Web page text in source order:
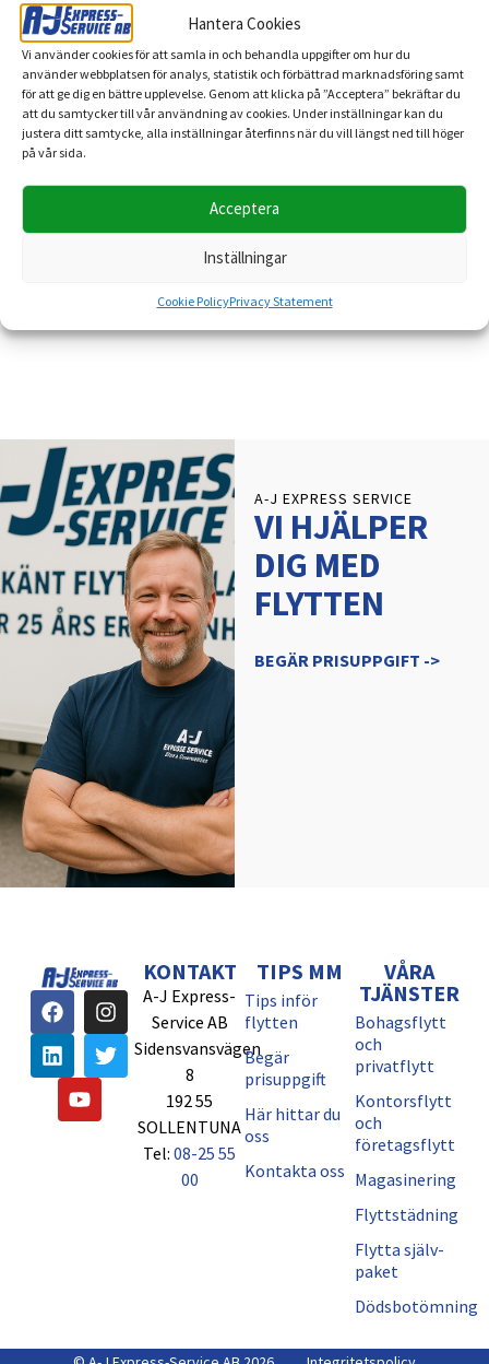
Hantera Cookies
Vi använder cookies för att samla in och behandla uppgifter om hur du
använder webbplatsen för analys, statistik och förbättrad marknadsföring samt
för att ge dig en bättre upplevelse. Genom att klicka på ”Acceptera” bekräftar du
att du samtycker till vår användning av cookies. Under inställningar kan du
justera ditt samtycke, alla inställningar återfinns när du vill längst ned till höger
på vår sida.
Acceptera
Inställningar
Cookie PolicyPrivacy Statement
Vi på A-J Express-Service erbjuder kunder som
bokar någon av våra tjänster följande. Om ni bokar
in helservice det vill säga , packning , flyttning ,
flyttstädningså lämnar vi 20% rabatt. Önskar ni
A-J EXPRESS SERVICE
VI HJÄLPER
DIG MED
FLYTTEN
BEGÄR PRISUPPGIFT ->
KONTAKT
A-J Express-
Service AB
Sidensvansvägen
8
192 55
SOLLENTUNA
Tel:08-25 55
00
TIPS MM
Tips inför
flytten
Begär
prisuppgift
Här hittar du
oss
Kontakta oss
VÅRA
TJÄNSTER
Bohagsflytt
och
privatflytt
Kontorsflytt
och
företagsflytt
Magasinering
Flyttstädning
Flytta själv-
paket
Dödsbotömning